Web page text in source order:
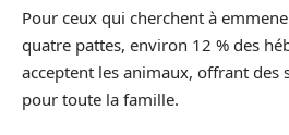
Pour ceux qui cherchent à
quatre pattes, environ 12 % des
acceptent les animaux, offrant des
pour toute la famille.